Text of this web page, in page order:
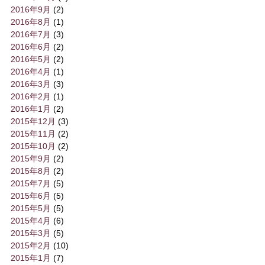
2016年9月 (2)
2016年8月 (1)
2016年7月 (3)
2016年6月 (2)
2016年5月 (2)
2016年4月 (1)
2016年3月 (3)
2016年2月 (1)
2016年1月 (2)
2015年12月 (3)
2015年11月 (2)
2015年10月 (2)
2015年9月 (2)
2015年8月 (2)
2015年7月 (5)
2015年6月 (5)
2015年5月 (5)
2015年4月 (6)
2015年3月 (5)
2015年2月 (10)
2015年1月 (7)